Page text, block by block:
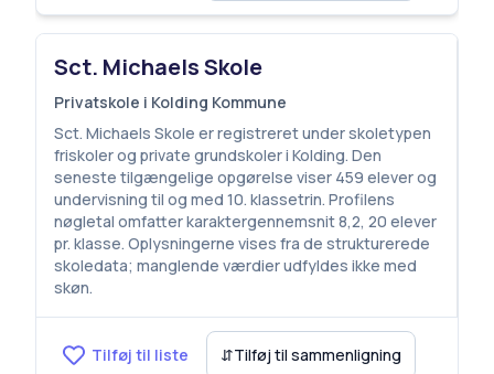
Sct. Michaels Skole
Privatskole i Kolding Kommune
Sct. Michaels Skole er registreret under skoletypen
friskoler og private grundskoler i Kolding. Den
seneste tilgængelige opgørelse viser 459 elever og
undervisning til og med 10. klassetrin. Profilens
nøgletal omfatter karaktergennemsnit 8,2, 20 elever
pr. klasse. Oplysningerne vises fra de strukturerede
skoledata; manglende værdier udfyldes ikke med
skøn.
Tilføj til liste ⇵Tilføj til sammenligning